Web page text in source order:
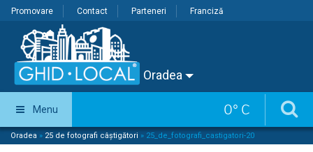
Promovare Contact Parteneri Franciză
Oradea
0° C
Menu
Oradea » 25 de fotografi câștigători » 25_de_fotografi_castigatori-20